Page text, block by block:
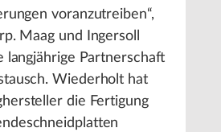
voranzutreiben“,
Maag und Ingersoll
langjährige Partnerschaft
Wiederholt hat
die Fertigung